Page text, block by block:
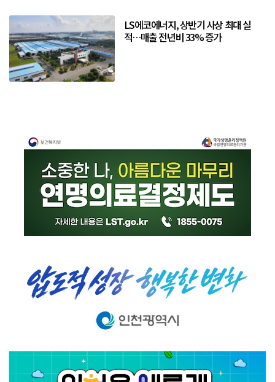
LS에코에너지, 상반기 사상 최대 실
적…매출 전년비 33% 증가